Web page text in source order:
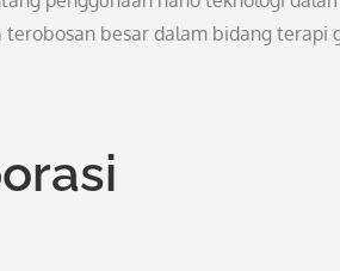
besar dalam bidang terapi